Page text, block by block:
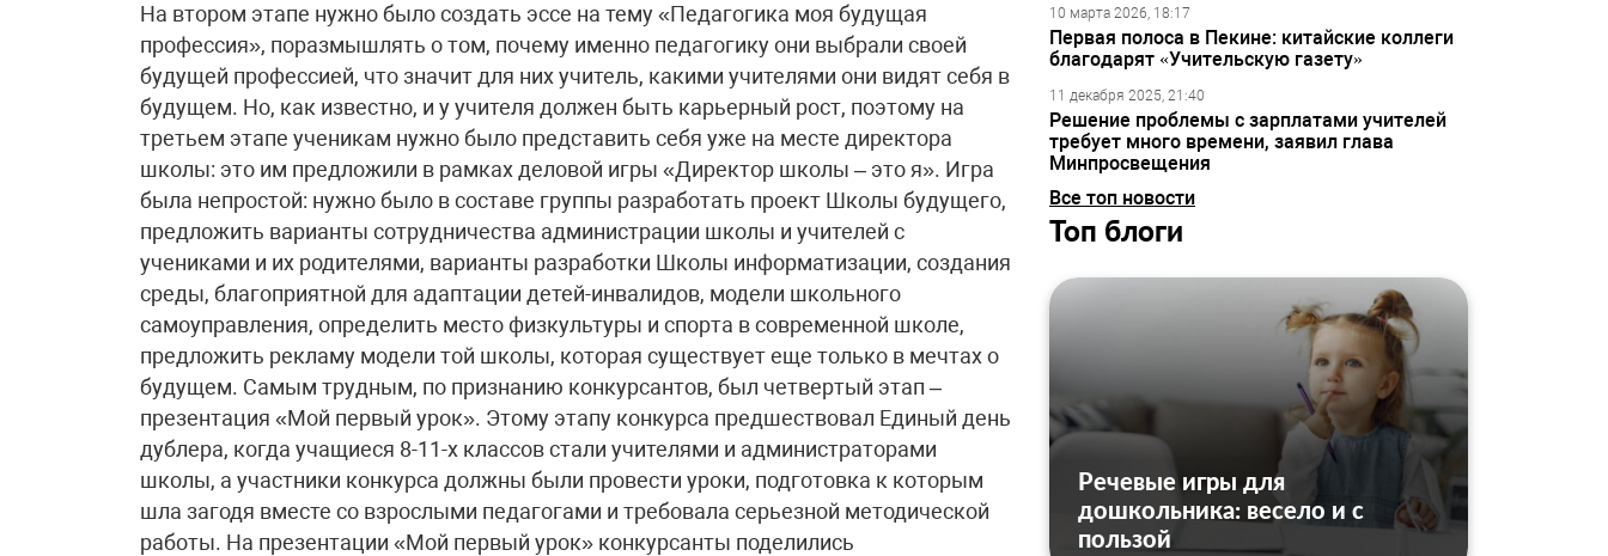
На втором этапе нужно было создать эссе на тему «Педагогика моя будущая
профессия», поразмышлять о том, почему именно педагогику они выбрали своей
будущей профессией, что значит для них учитель, какими учителями они видят себя в
будущем. Но, как известно, и у учителя должен быть карьерный рост, поэтому на
третьем этапе ученикам нужно было представить себя уже на месте директора
школы: это им предложили в рамках деловой игры «Директор школы – это я». Игра
была непростой: нужно было в составе группы разработать проект Школы будущего,
предложить варианты сотрудничества администрации школы и учителей с
учениками и их родителями, варианты разработки Школы информатизации, создания
среды, благоприятной для адаптации детей-инвалидов, модели школьного
самоуправления, определить место физкультуры и спорта в современной школе,
предложить рекламу модели той школы, которая существует еще только в мечтах о
будущем. Самым трудным, по признанию конкурсантов, был четвертый этап –
презентация «Мой первый урок». Этому этапу конкурса предшествовал Единый день
дублера, когда учащиеся 8-11-х классов стали учителями и администраторами
школы, а участники конкурса должны были провести уроки, подготовка к которым
шла загодя вместе со взрослыми педагогами и требовала серьезной методической
работы. На презентации «Мой первый урок» конкурсанты поделились
10 марта 2026, 18:17
Первая полоса в Пекине: китайские коллеги
благодарят «Учительскую газету»
11 декабря 2025, 21:40
Решение проблемы с зарплатами учителей
требует много времени, заявил глава
Минпросвещения
Все топ новости
Топ блоги
Речевые игры для
дошкольника: весело и с
пользой